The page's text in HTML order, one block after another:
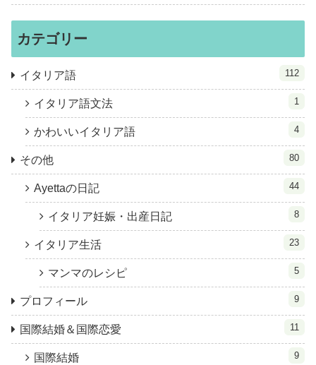
カテゴリー
イタリア語 112
イタリア語文法 1
かわいいイタリア語 4
その他 80
Ayettaの日記 44
イタリア妊娠・出産日記 8
イタリア生活 23
マンマのレシピ 5
プロフィール 9
国際結婚＆国際恋愛 11
国際結婚 9